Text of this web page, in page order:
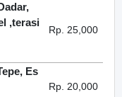
,terasi
Rp. 25,000
Es
Rp. 20,000